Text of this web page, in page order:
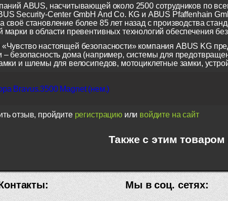
ABUS, насчитывающей около 2500 сотрудников по
Security-Center GmbH And Co. KG и ABUS Pfaffenhain
своё становление более 85 лет назад с производства
марки в области превентивных технологий обеспечения
настоящей безопасности» компания ABUS KG
– безопасность дома (например, системы для
и шлемы для велосипедов, мотоциклетные замки,
Bravus.3500 Magnet (нем.)
отзыв, пройдите регистрациюили войдите на сайт
Также с этим
Мы в соц. сетях: